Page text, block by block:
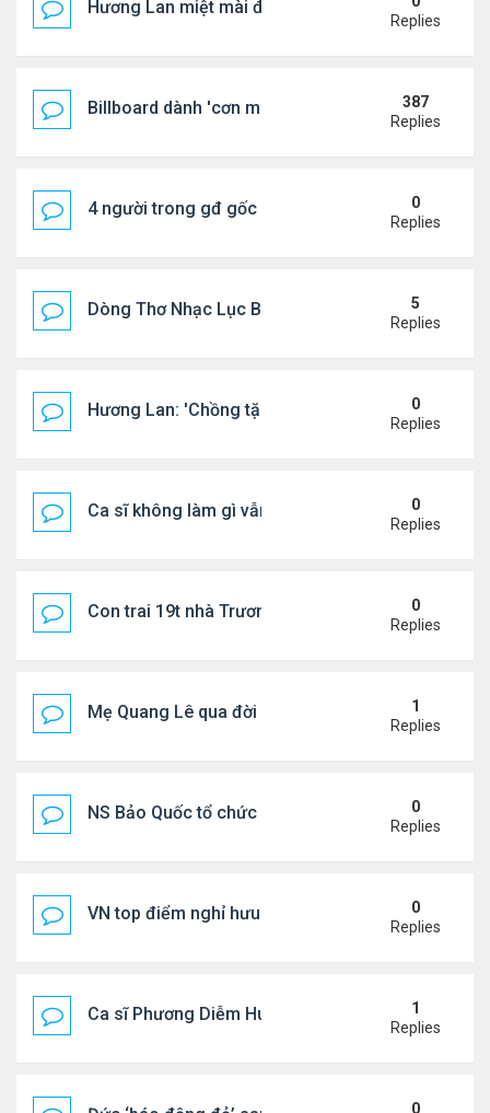
Hương Lan miệt mài đi hát ở tuổi 70
Replies
Billboard dành 'cơn mưa' lời khen BTS
387
Replies
4 người trong gđ gốc Việt thiệt mạng vì tai nạn xe
0
Replies
Dòng Thơ Nhạc Lục Bát Trích Đoạn - Gõ Google:
5
Replies
Hương Lan: 'Chồng tặng tôi khu vườn tình yêu'
0
Replies
Ca sĩ không làm gì vẫn kiếm được 400 triệu đồng/
0
Replies
Con trai 19t nhà Trương Bá Chi - Tạ Đình Phong
0
Replies
Mẹ Quang Lê qua đời sau 2 năm đột quỵ. 1
Replies
NS Bảo Quốc tổ chức sn cho bà xã
0
Replies
VN top điểm nghỉ hưu lý tưởng cho người Mỹ
0
Replies
Ca sĩ Phương Diễm Huyền bị khởi tố
1
Replies
0